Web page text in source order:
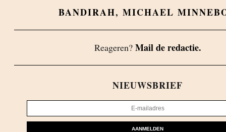
BANDIRAH, MICHAEL
Reageren? Mail de redactie.
NIEUWSBRIEF
AANMELDEN